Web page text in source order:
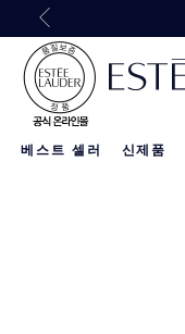
베스트 셀러 신제품